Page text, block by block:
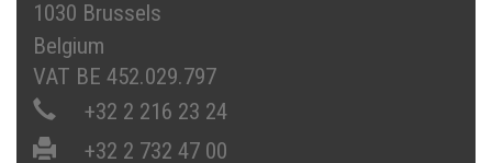
1030 Brussels
Belgium
VAT BE 452.029.797
+32 2 216 23 24
+32 2 732 47 00